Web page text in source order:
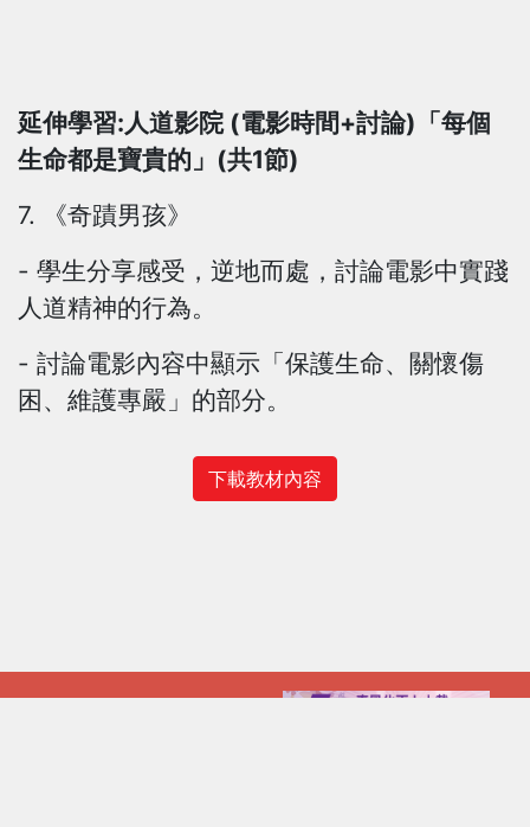
延伸學習:人道影院 (電影時間+討論)「每個
生命都是寶貴的」(共1節)
7. 《奇蹟男孩》
- 學生分享感受，逆地而處，討論電影中實踐
人道精神的行為。
- 討論電影內容中顯示「保護生命、關懷傷
困、維護專嚴」的部分。
下載教材內容